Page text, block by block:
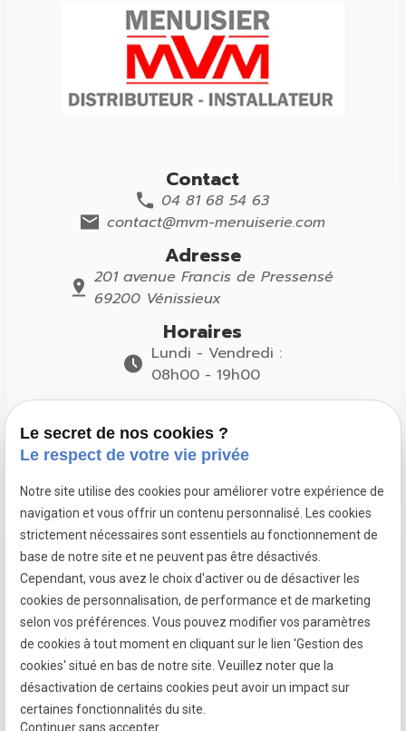
Contact
04 81 68 54 63
contact@mvm-menuiserie.com
Adresse
201 avenue Francis de Pressensé
69200 Vénissieux
Horaires
Lundi - Vendredi :
08h00 - 19h00
Suivez-nous
Pose de
fenêtres à
Dardilly
Pose de
fenêtres à
Francheville
Pose de
fenêtres à
Limonest
Mentions
légales
Politique de
confidentialité
Gestion
des
cookies
Plan du
Le secret de nos cookies ?
Le respect de votre vie privée
Notre site utilise des cookies pour améliorer votre expérience de
navigation et vous offrir un contenu personnalisé. Les cookies
strictement nécessaires sont essentiels au fonctionnement de
base de notre site et ne peuvent pas être désactivés.
Cependant, vous avez le choix d'activer ou de désactiver les
cookies de personnalisation, de performance et de marketing
selon vos préférences. Vous pouvez modifier vos paramètres
de cookies à tout moment en cliquant sur le lien 'Gestion des
cookies' situé en bas de notre site. Veuillez noter que la
désactivation de certains cookies peut avoir un impact sur
certaines fonctionnalités du site.
Continuer sans accepter